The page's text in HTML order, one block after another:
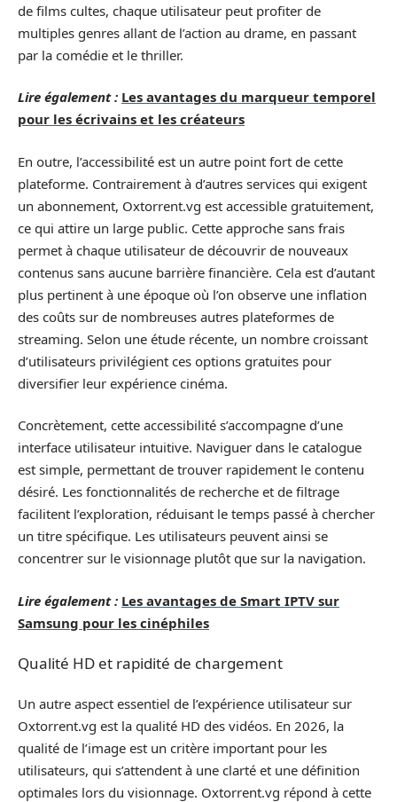
de films cultes, chaque utilisateur peut profiter de
multiples genres allant de l’action au drame, en passant
par la comédie et le thriller.
Lire également : Les avantages du marqueur temporel
pour les écrivains et les créateurs
En outre, l’accessibilité est un autre point fort de cette
plateforme. Contrairement à d’autres services qui exigent
un abonnement, Oxtorrent.vg est accessible gratuitement,
ce qui attire un large public. Cette approche sans frais
permet à chaque utilisateur de découvrir de nouveaux
contenus sans aucune barrière financière. Cela est d’autant
plus pertinent à une époque où l’on observe une inflation
des coûts sur de nombreuses autres plateformes de
streaming. Selon une étude récente, un nombre croissant
d’utilisateurs privilégient ces options gratuites pour
diversifier leur expérience cinéma.
Concrètement, cette accessibilité s’accompagne d’une
interface utilisateur intuitive. Naviguer dans le catalogue
est simple, permettant de trouver rapidement le contenu
désiré. Les fonctionnalités de recherche et de filtrage
facilitent l’exploration, réduisant le temps passé à chercher
un titre spécifique. Les utilisateurs peuvent ainsi se
concentrer sur le visionnage plutôt que sur la navigation.
Lire également : Les avantages de Smart IPTV sur
Samsung pour les cinéphiles
Qualité HD et rapidité de chargement
Un autre aspect essentiel de l’expérience utilisateur sur
Oxtorrent.vg est la qualité HD des vidéos. En 2026, la
qualité de l’image est un critère important pour les
utilisateurs, qui s’attendent à une clarté et une définition
optimales lors du visionnage. Oxtorrent.vg répond à cette